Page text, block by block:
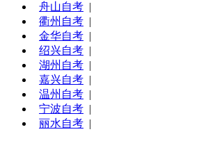
舟山自考 |
衢州自考 |
金华自考 |
绍兴自考 |
湖州自考 |
嘉兴自考 |
温州自考 |
宁波自考 |
丽水自考 |